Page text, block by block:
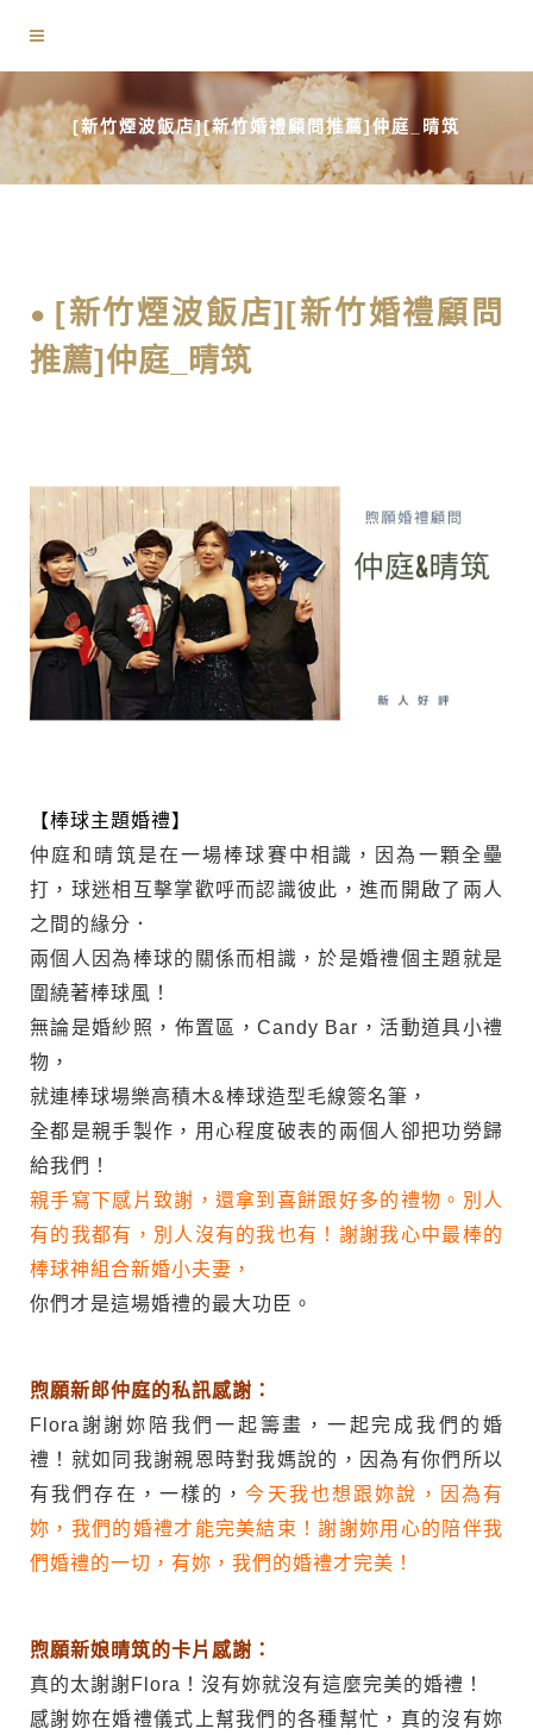
[新竹煙波飯店][新竹婚禮顧問推薦]仲庭_晴筑
[新竹煙波飯店][新竹婚禮顧問
推薦]仲庭_晴筑
【棒球主題婚禮】
仲庭和晴筑是在一場棒球賽中相識，因為一顆全壘
打，球迷相互擊掌歡呼而認識彼此，進而開啟了兩人
之間的緣分．
兩個人因為棒球的關係而相識，於是婚禮個主題就是
圍繞著棒球風！
無論是婚紗照，佈置區，candy Bar，活動道具小禮
物，
就連棒球場樂高積木&棒球造型毛線簽名筆，
全都是親手製作，用心程度破表的兩個人卻把功勞歸
給我們！
親手寫下感片致謝，還拿到喜餅跟好多的禮物。別人
有的我都有，別人沒有的我也有！謝謝我心中最棒的
棒球神組合新婚小夫妻，
你們才是這場婚禮的最大功臣。
煦願新郎仲庭的私訊感謝：
Flora謝謝妳陪我們一起籌畫，一起完成我們的婚
禮！就如同我謝親恩時對我媽說的，因為有你們所以
有我們存在，一樣的，今天我也想跟妳說，因為有
妳，我們的婚禮才能完美結束！謝謝妳用心的陪伴我
們婚禮的一切，有妳，我們的婚禮才完美！
煦願新娘晴筑的卡片感謝：
真的太謝謝Flora！沒有妳就沒有這麼完美的婚禮！
感謝妳在婚禮儀式上幫我們的各種幫忙，真的沒有妳